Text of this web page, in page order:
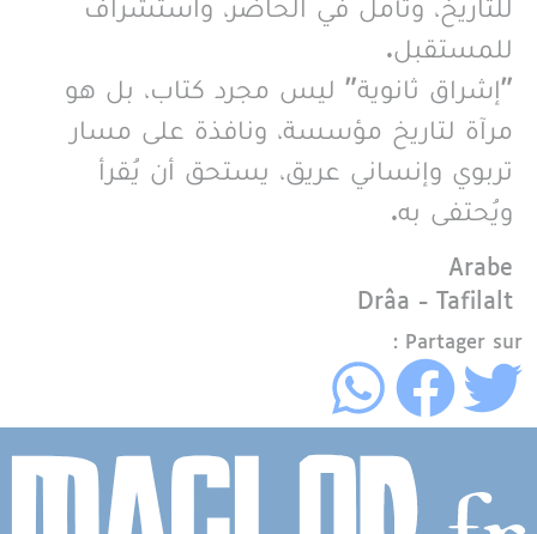
للتاريخ، وتأمل في الحاضر، واستشراف
للمستقبل.
"إشراق ثانوية" ليس مجرد كتاب، بل هو
مرآة لتاريخ مؤسسة، ونافذة على مسار
تربوي وإنساني عريق، يستحق أن يُقرأ
ويُحتفى به.
Langue
Arabe
Région
Drâa - Tafilalt
Partager sur :